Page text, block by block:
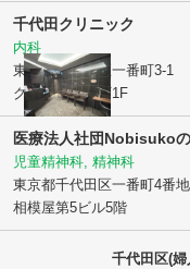
千代田クリニック
内科
東京都千代田区 一番町3-1
グレース一番町1F
医療法人社団Nobisuko
児童精神科, 精神科
東京都千代田区一番町4番地
相模屋第5ビル5階
千代田区(